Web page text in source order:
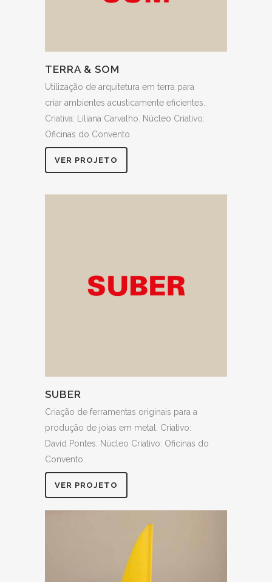
TERRA & SOM
Utilização de arquitetura em terra para
criar ambientes acusticamente eficientes.
Criativa: Liliana Carvalho. Núcleo Criativo:
Oficinas do Convento.
VER PROJETO
SUBER
Criação de ferramentas originais para a
produção de joias em metal. Criativo:
David Pontes. Núcleo Criativo: Oficinas do
Convento.
VER PROJETO